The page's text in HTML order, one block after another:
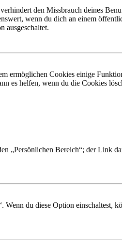
den Missbrauch deines
wenn du dich an einem
ausgeschaltet.
ermöglichen Cookies einige
es helfen, wenn du die Cookies
„Persönlichen Bereich“; der Link
du diese Option einschaltest,